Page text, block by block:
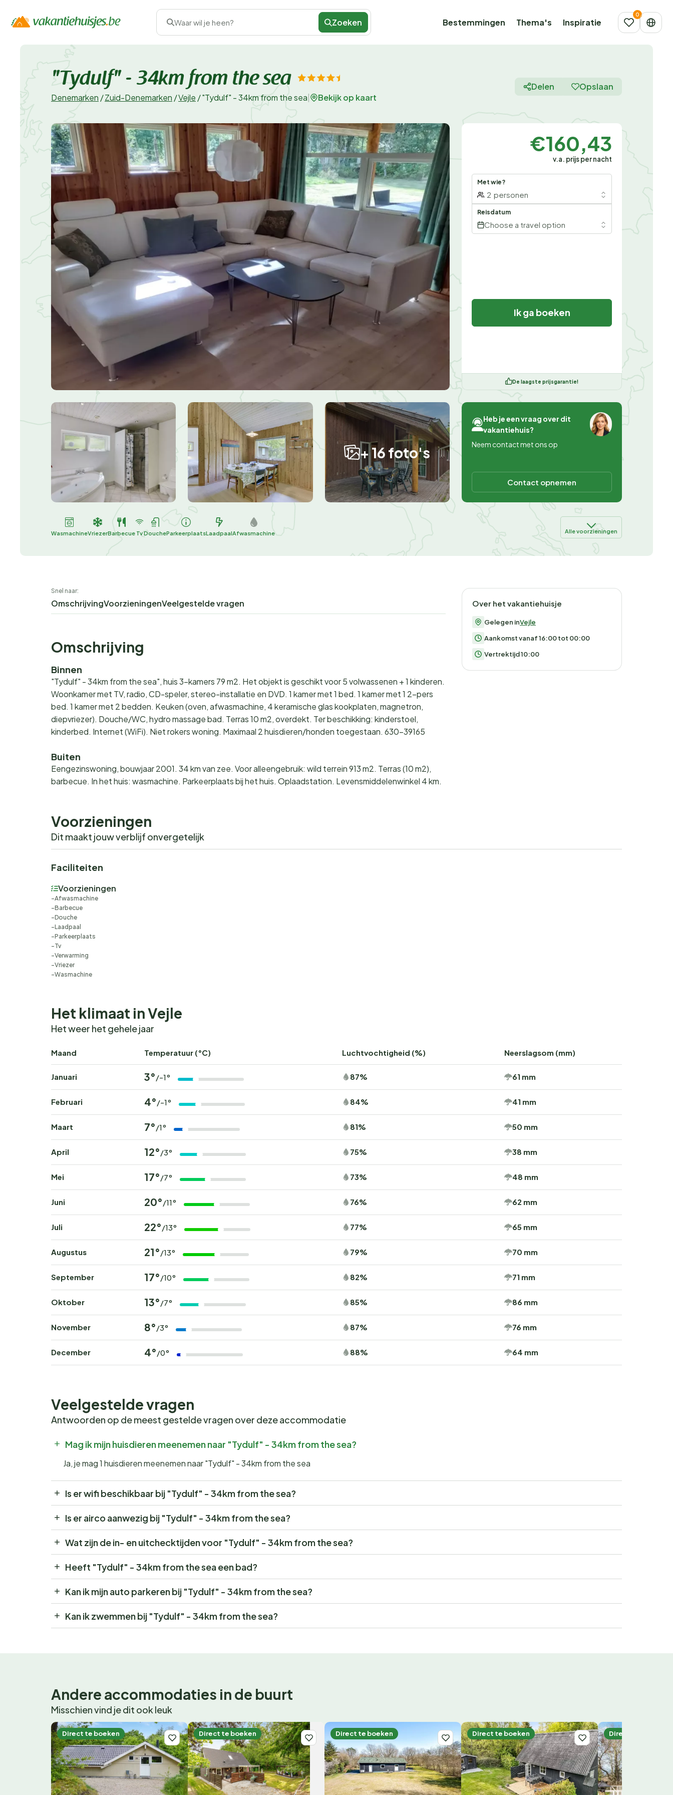
Waar wil je heen? Zoeken Bestemmingen Thema's Inspiratie
"Tydulf" - 34km from the sea
Denemarken /Zuid-Denemarken /Vejle /"Tydulf" - 34km from the sea Bekijk op kaart
Delen Opslaan
+ 16 foto's
€160,43
v.a. prijs per nacht
Met wie?
2 personen
Reisdatum
Choose a travel option
Ik ga boeken
De laagste prijsgarantie!
Heb je een vraag over dit
vakantiehuis?
Neem contact met ons op
Contact opnemen
WasmachineVriezerBarbecue TvDoucheParkeerplaatsLaadpaalAfwasmachine Alle voorzieningen
Snel naar:
OmschrijvingVoorzieningenVeelgestelde vragen
Omschrijving
Binnen
"Tydulf" - 34km from the sea", huis 3-kamers 79 m2. Het objekt is geschikt voor 5 volwassenen + 1 kinderen.
Woonkamer met TV, radio, CD-speler, stereo-installatie en DVD. 1 kamer met 1 bed. 1 kamer met 1 2-pers
bed. 1 kamer met 2 bedden. Keuken (oven, afwasmachine, 4 keramische glas kookplaten, magnetron,
diepvriezer). Douche/WC, hydro massage bad. Terras 10 m2, overdekt. Ter beschikking: kinderstoel,
kinderbed. Internet (WiFi). Niet rokers woning. Maximaal 2 huisdieren/honden toegestaan. 630-39165
Buiten
Eengezinswoning, bouwjaar 2001. 34 km van zee. Voor alleengebruik: wild terrein 913 m2. Terras (10 m2),
barbecue. In het huis: wasmachine. Parkeerplaats bij het huis. Oplaadstation. Levensmiddelenwinkel 4 km.
Over het vakantiehuisje
Gelegen inVejle
Aankomst vanaf 16:00 tot 00:00
Vertrektijd 10:00
Voorzieningen
Dit maakt jouw verblijf onvergetelijk
Faciliteiten
Voorzieningen
Afwasmachine
Barbecue
Douche
Laadpaal
Parkeerplaats
Tv
Verwarming
Vriezer
Wasmachine
Het klimaat in Vejle
Het weer het gehele jaar
Maand Temperatuur (°C) Luchtvochtigheid (%) Neerslagsom (mm)
Januari 3° /-1° 87% 61 mm
Februari 4° /-1° 84% 41 mm
Maart 7° /1° 81% 50 mm
April 12° /3° 75% 38 mm
Mei 17° /7° 73% 48 mm
Juni 20° /11° 76% 62 mm
Juli 22° /13° 77% 65 mm
Augustus 21° /13° 79% 70 mm
September 17° /10° 82% 71 mm
Oktober 13° /7° 85% 86 mm
November 8° /3° 87% 76 mm
December 4° /0° 88% 64 mm
Veelgestelde vragen
Antwoorden op de meest gestelde vragen over deze accommodatie
Mag ik mijn huisdieren meenemen naar "Tydulf" - 34km from the sea?
Ja, je mag 1 huisdieren meenemen naar "Tydulf" - 34km from the sea
Is er wifi beschikbaar bij "Tydulf" - 34km from the sea?
Is er airco aanwezig bij "Tydulf" - 34km from the sea?
Wat zijn de in- en uitchecktijden voor "Tydulf" - 34km from the sea?
Heeft "Tydulf" - 34km from the sea een bad?
Kan ik mijn auto parkeren bij "Tydulf" - 34km from the sea?
Kan ik zwemmen bij "Tydulf" - 34km from the sea?
Andere accommodaties in de buurt
Misschien vind je dit ook leuk
Direct te boeken Direct te boeken Direct te boeken Direct te boeken Direct te boeken